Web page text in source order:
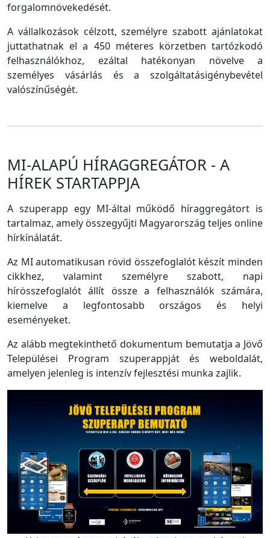
forgalomnövekedését.
A vállalkozások célzott, személyre szabott ajánlatokat
juttathatnak el a 450 méteres körzetben tartózkodó
felhasználókhoz, ezáltal hatékonyan növelve a
személyes vásárlás és a szolgáltatásigénybevétel
valószínűségét.
MI-ALAPÚ HÍRAGGREGÁTOR - A
HÍREK STARTAPPJA
A szuperapp egy MI-által működő híraggregátort is
tartalmaz, amely összegyűjti Magyarország teljes online
hírkínálatát.
Az MI automatikusan rövid összefoglalót készít minden
cikkhez, valamint személyre szabott, napi
hírösszefoglalót állít össze a felhasználók számára,
kiemelve a legfontosabb országos és helyi
eseményeket.
Az alább megtekinthető dokumentum bemutatja a Jövő
Települései Program szuperappját és weboldalát,
amelyen jelenleg is intenzív fejlesztési munka zajlik.